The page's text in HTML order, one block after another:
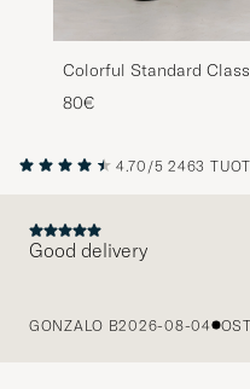
Colorful Standard
Oxford Button Down
Black
80€
4.70/5 2463
Good delivery
GONZALO B2026-08-04